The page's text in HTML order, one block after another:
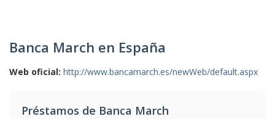
Banca March en España
Web oficial: http://www.bancamarch.es/newWeb/default.aspx
Préstamos de Banca March